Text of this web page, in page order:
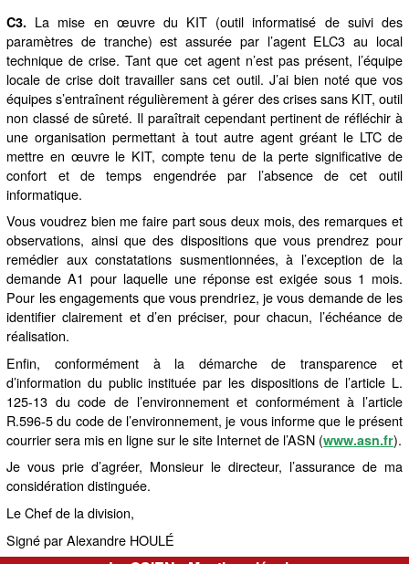
C3. La mise en œuvre du KIT (outil informatisé de suivi des
paramètres de tranche) est assurée par l’agent ELC3 au local
technique de crise. Tant que cet agent n’est pas présent, l’équipe
locale de crise doit travailler sans cet outil. J’ai bien noté que vos
équipes s’entraînent régulièrement à gérer des crises sans KIT, outil
non classé de sûreté. Il paraîtrait cependant pertinent de réfléchir à
une organisation permettant à tout autre agent gréant le LTC de
mettre en œuvre le KIT, compte tenu de la perte significative de
confort et de temps engendrée par l’absence de cet outil
informatique.
Vous voudrez bien me faire part sous deux mois, des remarques et
observations, ainsi que des dispositions que vous prendrez pour
remédier aux constatations susmentionnées, à l’exception de la
demande A1 pour laquelle une réponse est exigée sous 1 mois.
Pour les engagements que vous prendriez, je vous demande de les
identifier clairement et d’en préciser, pour chacun, l’échéance de
réalisation.
Enfin, conformément à la démarche de transparence et
d’information du public instituée par les dispositions de l’article L.
125-13 du code de l’environnement et conformément à l’article
R.596-5 du code de l’environnement, je vous informe que le présent
courrier sera mis en ligne sur le site Internet de l’ASN (www.asn.fr).
Je vous prie d’agréer, Monsieur le directeur, l’assurance de ma
considération distinguée.
Le Chef de la division,
Signé par Alexandre HOULÉ